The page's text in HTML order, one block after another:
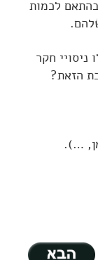
לכמות
חקר
הזאת?
…).